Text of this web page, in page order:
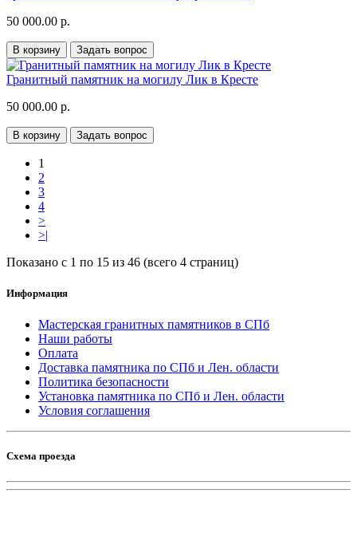
50 000.00 р.
В корзину Задать вопрос
Гранитный памятник на могилу Лик в Кресте
50 000.00 р.
В корзину Задать вопрос
1
2
3
4
>
>|
Показано с 1 по 15 из 46 (всего 4 страниц)
Информация
Мастерская гранитных памятников в СПб
Наши работы
Оплата
Доставка памятника по СПб и Лен. области
Политика безопасности
Установка памятника по СПб и Лен. области
Условия соглашения
Схема проезда